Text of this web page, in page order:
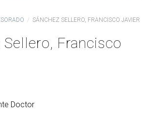
SÁNCHEZ SELLERO, FRANCISCO JAVIER
Sellero, Francisco
Doctor